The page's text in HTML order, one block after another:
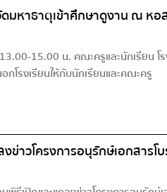
ดมหาธาตุเข้าศึกษาดูงาน ณ ห
15.00 น. คณะครูและนักเรียน โ
โรงเรียนให้กับนักเรียนและคณะครู
งข่าวโครงการอนุรักษ์เอกสา